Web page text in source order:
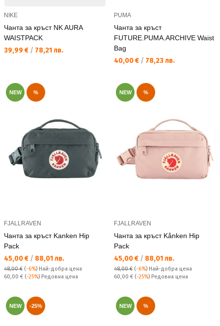
NIKE
Чанта за кръст NK AURA
WAISTPACK
Текуща цена:
39,99 € / 78,21 лв.
PUMA
Чанта за кръст
FUTURE.PUMA.ARCHIVE Waist
Bag
Текуща цена:
40,00 € / 78,23 лв.
NEW %
FJALLRAVEN
Чанта за кръст Kanken Hip
Pack
Текуща цена:
45,00 € / 88,01 лв.
48,00 € (-6%) Най-добра цена
Редовна цена:
60,00 € (-25%) Редовна цена
NEW %
FJALLRAVEN
Чанта за кръст Kånken Hip
Pack
Текуща цена:
45,00 € / 88,01 лв.
48,00 € (-6%) Най-добра цена
Редовна цена:
60,00 € (-25%) Редовна цена
NEW -25% NEW %